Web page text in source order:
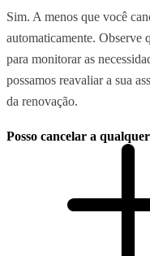
Sim. A menos que você
automaticamente. Observe
para monitorar as
possamos reavaliar a sua
da renovação.
Posso cancelar a